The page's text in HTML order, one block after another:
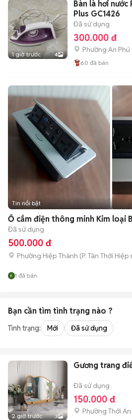
1 giờ trước 4
Bàn là hơi
Plus GC1426
Đã sử dụng
300.000 đ
Phường An
60 đã bán
Tin nổi bật
Ổ cắm điện thông minh Kim loại
Đã sử dụng
500.000 đ
Phường Hiệp Thành (P. Tân Thới Hiệp
1 đã bán
Bạn cần tìm tình trạng nào ?
Tình trạng: Mới Đã sử dụng
2 giờ trước 3
Gương trang
Đã sử dụng
150.000 đ
Phường Thới An